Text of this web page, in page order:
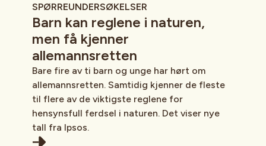
SPØRREUNDERSØKELSER
Barn kan reglene i naturen,
men få kjenner
allemannsretten
Bare fire av ti barn og unge har hørt om
allemannsretten. Samtidig kjenner de fleste
til flere av de viktigste reglene for
hensynsfull ferdsel i naturen. Det viser nye
tall fra Ipsos.